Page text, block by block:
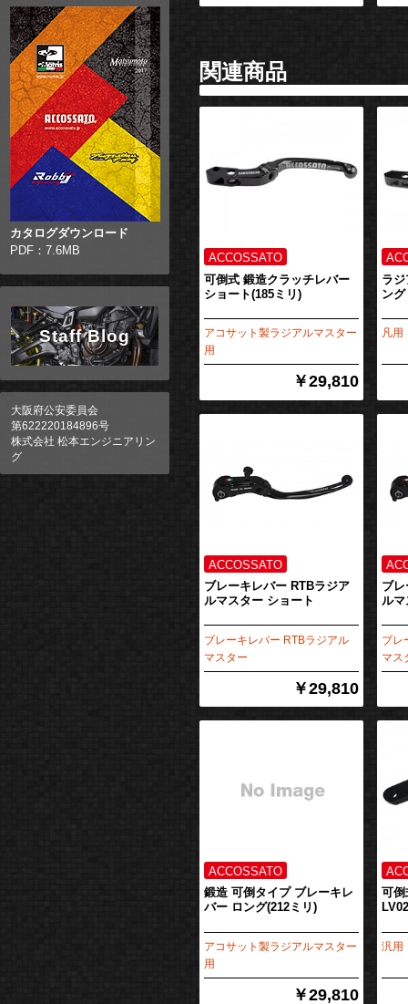
カタログダウンロード
PDF：7.6MB
Staff Blog
大阪府公安委員会
第622220184896号
株式会社 松本エンジニアリン
グ
関連商品
可倒式 鍛造クラッチレバー
ショート(185ミリ)
アコサット製ラジアルマスター
用
￥29,810
ラ
ング
凡用
ブレーキレバー RTBラジア
ルマスター ショート
ブレーキレバー RTBラジアル
マスター
￥29,810
ブ
ルマ
ブレ
マス
鍛造 可倒タイプ ブレーキレ
バー ロング(212ミリ)
アコサット製ラジアルマスター
用
￥29,810
可倒
汎用